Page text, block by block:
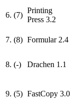
6. (7)
Printing
Press 3.2
7. (8) Formular 2.4
8. (-) Drachen 1.1
9. (5) FastCopy 3.0